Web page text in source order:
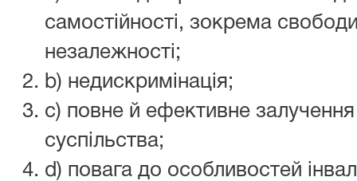
самостійності, зокрема
незалежності;
b) недискримінація;
c) повне й ефективне
суспільства;
d) повага до особливостей